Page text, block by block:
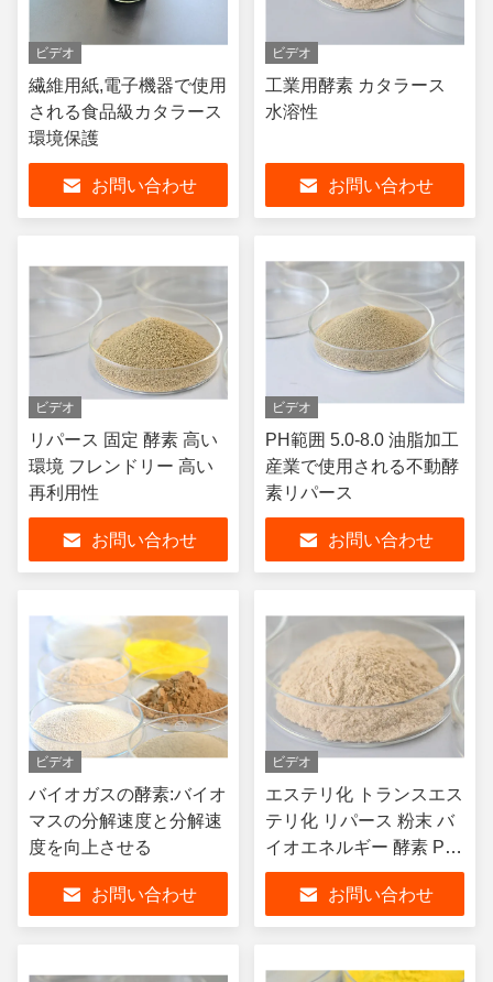
ビデオ
繊維用紙,電子機器で使用
される食品級カタラース
環境保護
お問い合わせ
ビデオ
工業用酵素 カタラース
水溶性
お問い合わせ
ビデオ
リパース 固定 酵素 高い
環境 フレンドリー 高い
再利用性
お問い合わせ
ビデオ
PH範囲 5.0-8.0 油脂加工
産業で使用される不動酵
素リパース
お問い合わせ
ビデオ
バイオガスの酵素:バイオ
マスの分解速度と分解速
度を向上させる
お問い合わせ
ビデオ
エステリ化 トランスエス
テリ化 リパース 粉末 バ
イオエネルギー 酵素 PH
範囲 2.5-11.5
お問い合わせ